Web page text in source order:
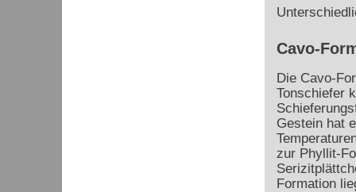
Cavo-
Die Cavo-
Tonschiefer
Gestein hat
zur Phyllit-
Formation